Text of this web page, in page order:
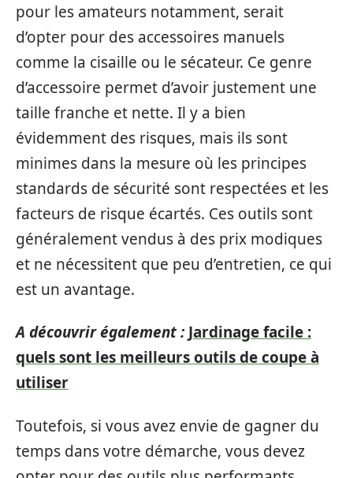
pour les amateurs notamment, serait
d’opter pour des accessoires manuels
comme la cisaille ou le sécateur. Ce genre
d’accessoire permet d’avoir justement une
taille franche et nette. Il y a bien
évidemment des risques, mais ils sont
minimes dans la mesure où les principes
standards de sécurité sont respectées et les
facteurs de risque écartés. Ces outils sont
généralement vendus à des prix modiques
et ne nécessitent que peu d’entretien, ce qui
est un avantage.
A découvrir également : Jardinage facile :
quels sont les meilleurs outils de coupe à
utiliser
Toutefois, si vous avez envie de gagner du
temps dans votre démarche, vous devez